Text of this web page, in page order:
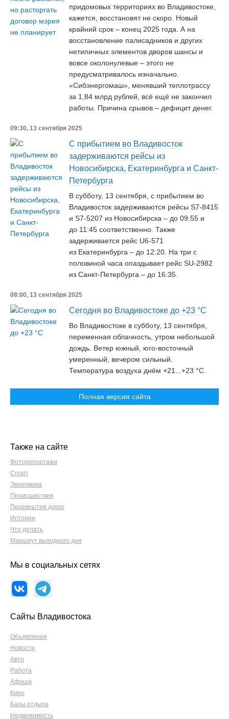
придомовых территориях во Владивостоке,
кажется, восстановят не скоро. Новый
крайний срок – конец 2025 года. А на
восстановление палисадников и других
нетипичных элементов дворов шансы и
вовсе околонулевые – этого не
предусматривалось изначально.
«Сибэнергомаш», менявший теплотрассу
за 1,84 млрд рублей, всё ещё не закончил
работы. Причина срывов – дефицит денег.
09:30, 13 сентября 2025
С прибытием во Владивосток
задерживаются рейсы из
Новосибирска, Екатеринбурга и Санкт-
Петербурга
В субботу, 13 сентября, с прибытием во
Владивосток задерживаются рейсы S7-8415
и S7-5207 из Новосибирска – до 09:55 и
до 11:45 соответственно. Также
задерживается рейс U6-571
из Екатеринбурга – до 12:20. На три с
половиной часа опаздывает рейс SU-2982
из Санкт-Петербурга – до 16:35.
08:00, 13 сентября 2025
Сегодня во Владивостоке до +23 °C
Во Владивостоке в субботу, 13 сентября,
переменная облачность, утром небольшой
дождь. Ветер южный, юго-восточный
умеренный, вечером сильный.
Температура воздуха днём +21...+23 °C.
Полная версия сайта
Также на сайте
Фоторепортажи
Спорт
Экономика
Происшествия
Перекрытия дорог
Истории
Что делать
Маршрут выходного дня
Мы в социальных сетях
Сайты Владивостока
Объявления
Новости
Авто
Работа
Афиша
Кино
Базы отдыха
Недвижимость